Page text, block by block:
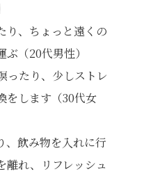
り、ちょっと遠くの
（20代男性）
ったり、少しストレ
をします（30代女
、飲み物を入れに行
離れ、リフレッシュ